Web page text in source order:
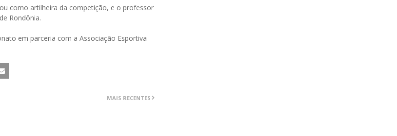
como artilheira da competição, e o professor
Rondônia.
em parceria com a Associação Esportiva
MAIS RECENTES